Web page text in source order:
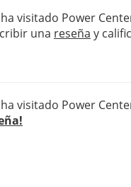
visitado Power
una reseña y
visitado Power